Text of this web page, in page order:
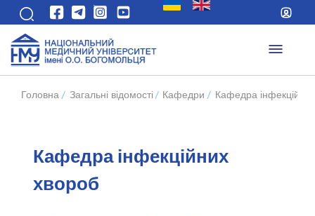
Головна / Загальні відомості / Кафедри / Кафедра
Кафедра інфекційних
хвороб